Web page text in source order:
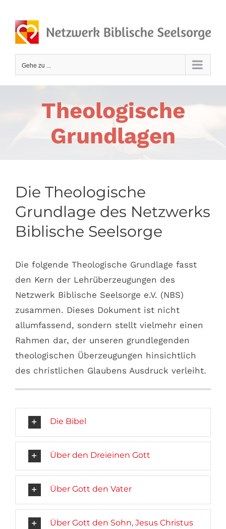
Inhalt
springen
Gehe zu ...
Theologische
Grundlagen
Die Theologische
Grundlage des Netzwerks
Biblische Seelsorge
Die folgende Theologische Grundlage fasst
den Kern der Lehrüberzeugungen des
Netzwerk Biblische Seelsorge e.V. (NBS)
zusammen. Dieses Dokument ist nicht
allumfassend, sondern stellt vielmehr einen
Rahmen dar, der unseren grundlegenden
theologischen Überzeugungen hinsichtlich
des christlichen Glaubens Ausdruck verleiht.
Die Bibel
Über den Dreieinen Gott
Über Gott den Vater
Über Gott den Sohn, Jesus Christus